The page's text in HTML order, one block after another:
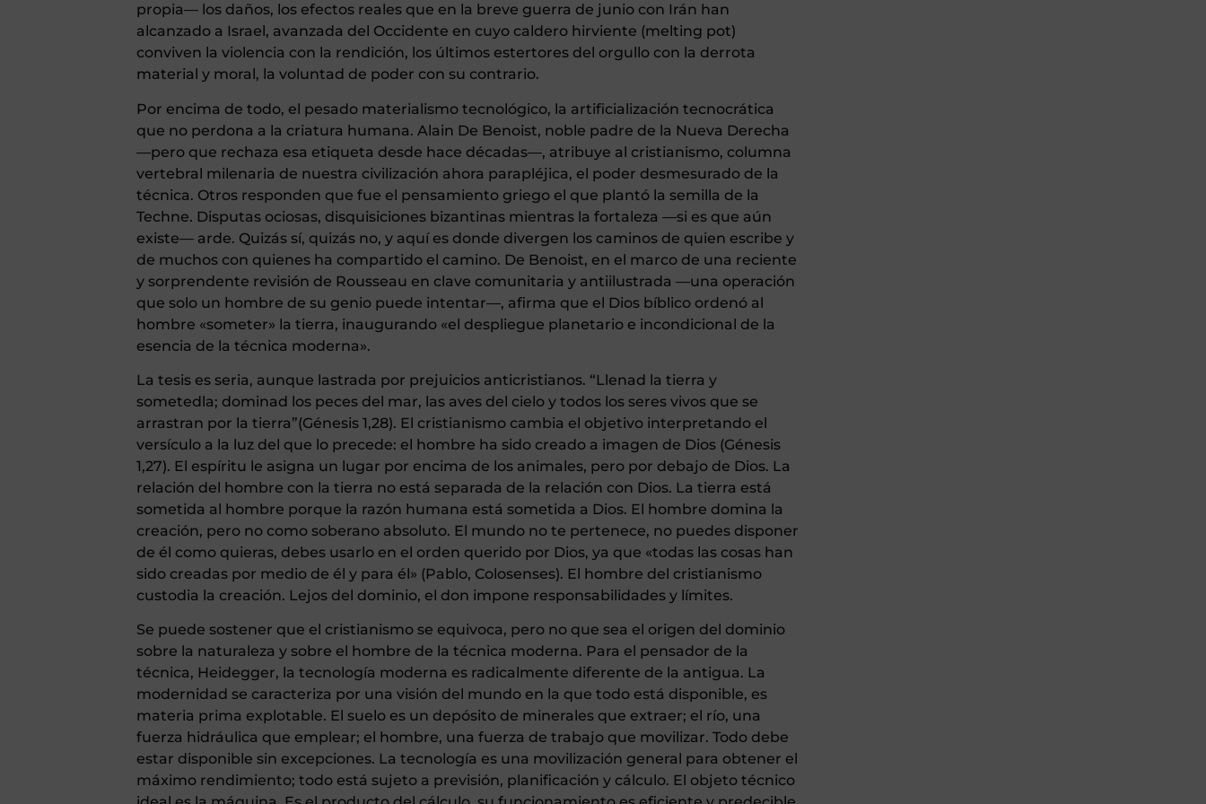
propia— los daños, los efectos reales que en la breve guerra de junio con Irán han
alcanzado a Israel, avanzada del Occidente en cuyo caldero hirviente (melting pot)
conviven la violencia con la rendición, los últimos estertores del orgullo con la derrota
material y moral, la voluntad de poder con su contrario.
Por encima de todo, el pesado materialismo tecnológico, la artificialización tecnocrática
que no perdona a la criatura humana. Alain De Benoist, noble padre de la Nueva Derecha
—pero que rechaza esa etiqueta desde hace décadas—, atribuye al cristianismo, columna
vertebral milenaria de nuestra civilización ahora parapléjica, el poder desmesurado de la
técnica. Otros responden que fue el pensamiento griego el que plantó la semilla de la
Techne. Disputas ociosas, disquisiciones bizantinas mientras la fortaleza —si es que aún
existe— arde. Quizás sí, quizás no, y aquí es donde divergen los caminos de quien escribe y
de muchos con quienes ha compartido el camino. De Benoist, en el marco de una reciente
y sorprendente revisión de Rousseau en clave comunitaria y antiilustrada —una operación
que solo un hombre de su genio puede intentar—, afirma que el Dios bíblico ordenó al
hombre «someter» la tierra, inaugurando «el despliegue planetario e incondicional de la
esencia de la técnica moderna».
La tesis es seria, aunque lastrada por prejuicios anticristianos. “Llenad la tierra y
sometedla; dominad los peces del mar, las aves del cielo y todos los seres vivos que se
arrastran por la tierra”(Génesis 1,28). El cristianismo cambia el objetivo interpretando el
versículo a la luz del que lo precede: el hombre ha sido creado a imagen de Dios (Génesis
1,27). El espíritu le asigna un lugar por encima de los animales, pero por debajo de Dios. La
relación del hombre con la tierra no está separada de la relación con Dios. La tierra está
sometida al hombre porque la razón humana está sometida a Dios. El hombre domina la
creación, pero no como soberano absoluto. El mundo no te pertenece, no puedes disponer
de él como quieras, debes usarlo en el orden querido por Dios, ya que «todas las cosas han
sido creadas por medio de él y para él» (Pablo, Colosenses). El hombre del cristianismo
custodia la creación. Lejos del dominio, el don impone responsabilidades y límites.
Se puede sostener que el cristianismo se equivoca, pero no que sea el origen del dominio
sobre la naturaleza y sobre el hombre de la técnica moderna. Para el pensador de la
técnica, Heidegger, la tecnología moderna es radicalmente diferente de la antigua. La
modernidad se caracteriza por una visión del mundo en la que todo está disponible, es
materia prima explotable. El suelo es un depósito de minerales que extraer; el río, una
fuerza hidráulica que emplear; el hombre, una fuerza de trabajo que movilizar. Todo debe
estar disponible sin excepciones. La tecnología es una movilización general para obtener el
máximo rendimiento; todo está sujeto a previsión, planificación y cálculo. El objeto técnico